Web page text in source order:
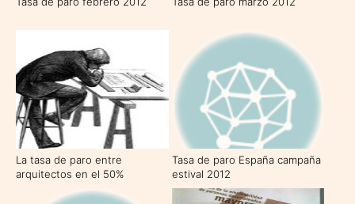
La tasa de paro entre
arquitectos en el 50%
Tasa de paro España campaña
estival 2012